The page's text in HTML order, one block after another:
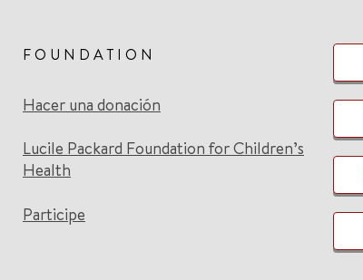
FOUNDATION
Hacer una donación
Lucile Packard Foundation for Children’s
Health
Participe